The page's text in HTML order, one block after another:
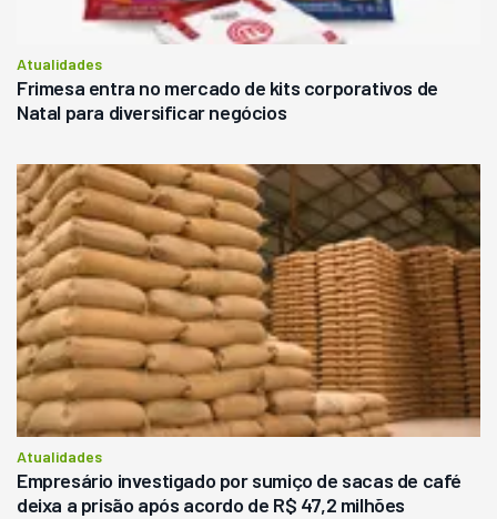
Atualidades
Frimesa entra no mercado de kits corporativos de
Natal para diversificar negócios
Atualidades
Empresário investigado por sumiço de sacas de café
deixa a prisão após acordo de R$ 47,2 milhões